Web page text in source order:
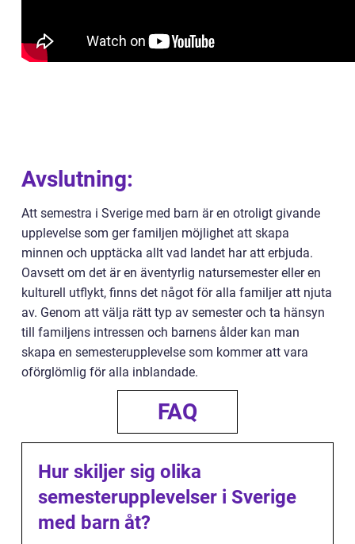
Avslutning:
Att semestra i Sverige med barn är en otroligt givande
upplevelse som ger familjen möjlighet att skapa
minnen och upptäcka allt vad landet har att erbjuda.
Oavsett om det är en äventyrlig natursemester eller en
kulturell utflykt, finns det något för alla familjer att njuta
av. Genom att välja rätt typ av semester och ta hänsyn
till familjens intressen och barnens ålder kan man
skapa en semesterupplevelse som kommer att vara
oförglömlig för alla inblandade.
FAQ
Hur skiljer sig olika
semesterupplevelser i Sverige
med barn åt?